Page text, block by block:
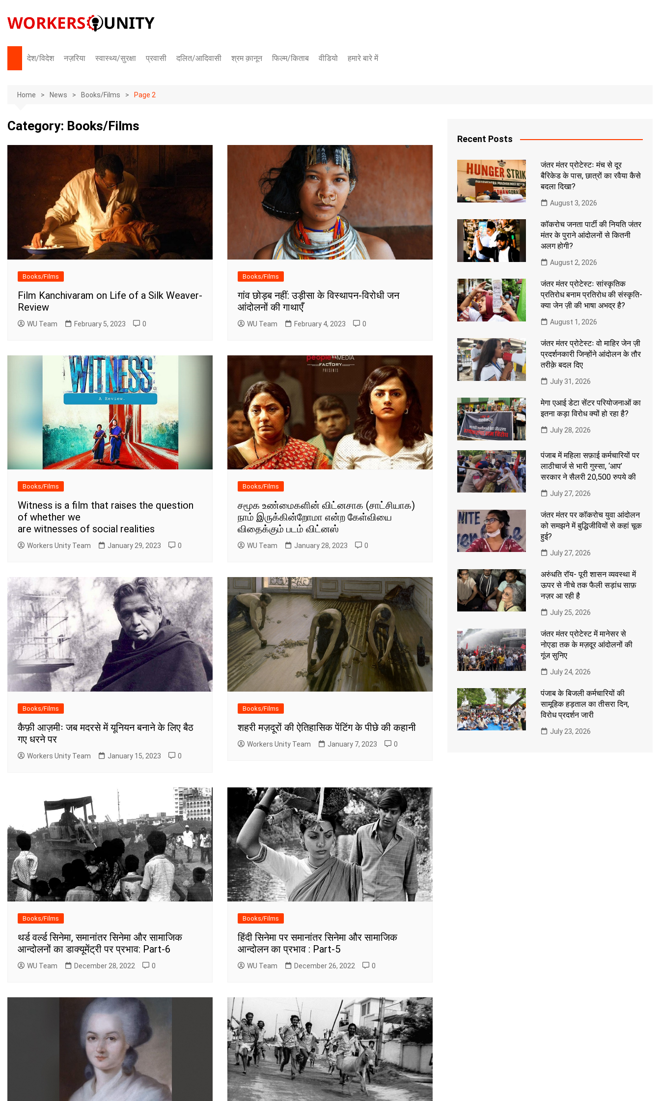
content
देश/विदेश
अंतराष्ट्रीय
नज़रिया स्वास्थ्य/सुरक्षा प्रवासी दलित/आदिवासी श्रम क़ानून फिल्म/किताब वीडियो हमारे बारे में
Home News Books/Films Page 2
Category: Books/Films
Books/Films
Film Kanchivaram on Life of a Silk Weaver-
Review
WU Team February 5, 2023 0
Books/Films
गांव छोड़ब नहीं: उड़ीसा के विस्थापन-विरोधी जन
आंदोलनों की गाथाएँ
WU Team February 4, 2023 0
Books/Films
Witness is a film that raises the question
of whether we
are witnesses of social realities
Workers Unity Team January 29, 2023 0
Books/Films
சமூக உண்மைகளின் விட்னசாக (சாட்சியாக)
நாம் இருக்கின்றோமா என்ற கேள்வியை
விதைக்கும் படம் விட்னஸ்
WU Team January 28, 2023 0
Books/Films
कैफ़ी आज़मीः जब मदरसे में यूनियन बनाने के लिए बैठ
गए धरने पर
Workers Unity Team January 15, 2023 0
Books/Films
शहरी मज़दूरों की ऐतिहासिक पेंटिंग के पीछे की कहानी
Workers Unity Team January 7, 2023 0
Books/Films
थर्ड वर्ल्ड सिनेमा, समानांतर सिनेमा और सामाजिक
आन्दोलनों का डाक्यूमेंट्री पर प्रभाव: Part-6
WU Team December 28, 2022 0
Books/Films
हिंदी सिनेमा पर समानांतर सिनेमा और सामाजिक
आन्दोलन का प्रभाव : Part-5
WU Team December 26, 2022 0
Recent Posts
जंतर मंतर प्रोटेस्टः मंच से दूर
बैरिकेड के पास, छात्रों का रवैया कैसे
बदला दिखा?
August 3, 2026
कॉकरोच जनता पार्टी की नियति जंतर
मंतर के पुराने आंदोलनों से कितनी
अलग होगी?
August 2, 2026
जंतर मंतर प्रोटेस्टः सांस्कृतिक
प्रतिरोध बनाम प्रतिरोध की संस्कृति-
क्या जेन ज़ी की भाषा अभद्र है?
August 1, 2026
जंतर मंतर प्रोटेस्टः वो माहिर जेन ज़ी
प्रदर्शनकारी जिन्होंने आंदोलन के तौर
तरीक़े बदल दिए
July 31, 2026
मेगा एआई डेटा सेंटर परियोजनाओं का
इतना कड़ा विरोध क्यों हो रहा है?
July 28, 2026
पंजाब में महिला सफ़ाई कर्मचारियों पर
लाठीचार्ज से भारी गुस्सा, ‘आप’
सरकार ने सैलरी 20,500 रुपये की
July 27, 2026
जंतर मंतर पर कॉकरोच युवा आंदोलन
को समझने में बुद्धिजीवियों से कहां चूक
हुई?
July 27, 2026
अरुंधति रॉय- पूरी शासन व्यवस्था में
ऊपर से नीचे तक फैली सड़ांध साफ़
नज़र आ रही है
July 25, 2026
जंतर मंतर प्रोटेस्ट में मानेसर से
नोएडा तक के मज़दूर आंदोलनों की
गूंज सुनिए
July 24, 2026
पंजाब के बिजली कर्मचारियों की
सामूहिक हड़ताल का तीसरा दिन,
विरोध प्रदर्शन जारी
July 23, 2026